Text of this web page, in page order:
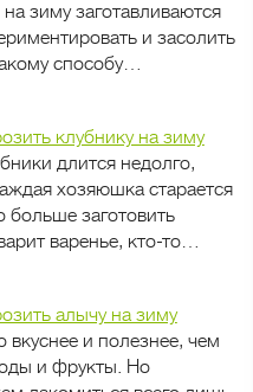
зиму заготавливаются
и засолить
способу…
клубнику на зиму
длится недолго,
хозяюшка старается
больше заготовить
варенье, кто-то…
алычу на зиму
вкуснее и полезнее, чем
и фрукты. Но